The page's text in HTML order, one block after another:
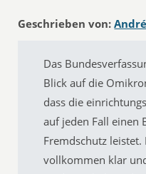
Geschrieben von:
Das
Blick auf die
dass die
auf jeden Fall einen
Fremdschutz leistet.
vollkommen klar